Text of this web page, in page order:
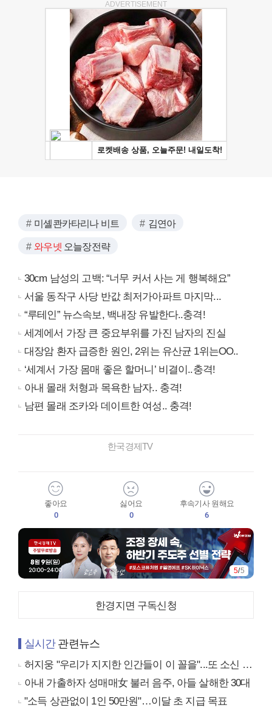
ADVERTISEMENT
미셸콴카타리나 비트 김연아
와우넷 오늘장전략
30cm 남성의 고백: “너무 커서 사는 게 행복해요”
서울 동작구 사당 반값 최저가아파트 마지막...
“루테인” 뉴스속보, 백내장 유발한다..충격!
세계에서 가장 큰 중요부위를 가진 남자의 진실
대장암 환자 급증한 원인, 2위는 유산균 1위는OO..
‘세계서 가장 몸매 좋은 할머니’ 비결이..충격!
아내 몰래 처형과 목욕한 남자.. 충격!
남편 몰래 조카와 데이트한 여성.. 충격!
한국경제TV
좋아요
0
싫어요
0
후속기사 원해요
6
5/5
한경지면 구독신청
실시간관련뉴스
허지웅 "우리가 지지한 인간들이 이 꼴을"...또 소신 발언
아내 가출하자 성매매女 불러 음주, 아들 살해한 30대
"소득 상관없이 1인 50만원"…이달 초 지급 목표